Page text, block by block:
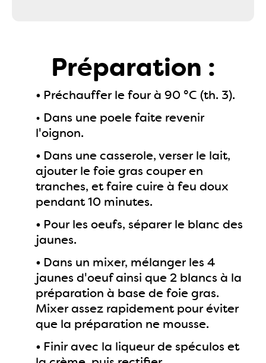
Préparation :
• Préchauffer le four à 90 °C (th. 3).
• Dans une poele faite revenir
l'oignon.
• Dans une casserole, verser le lait,
ajouter le foie gras couper en
tranches, et faire cuire à feu doux
pendant 10 minutes.
• Pour les oeufs, séparer le blanc des
jaunes.
• Dans un mixer, mélanger les 4
jaunes d'oeuf ainsi que 2 blancs à la
préparation à base de foie gras.
Mixer assez rapidement pour éviter
que la préparation ne mousse.
• Finir avec la liqueur de spéculos et